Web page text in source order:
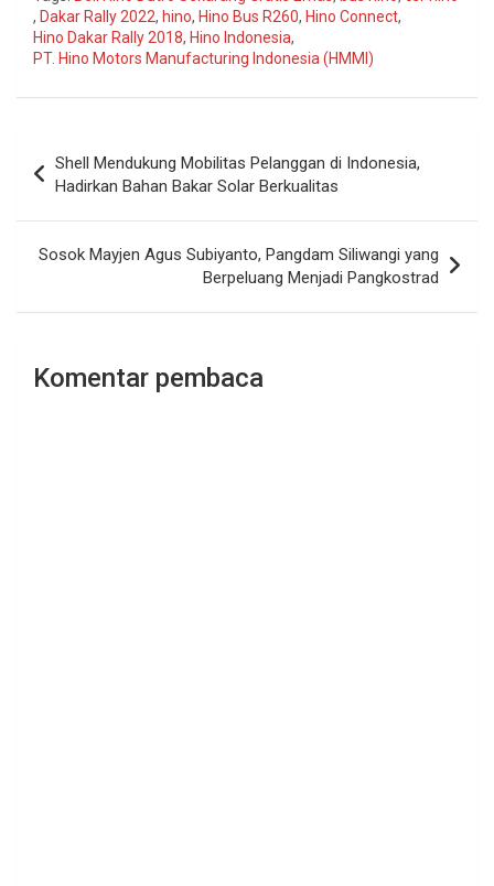
, Dakar Rally 2022, hino, Hino Bus R260, Hino Connect,
Hino Dakar Rally 2018, Hino Indonesia,
PT. Hino Motors Manufacturing Indonesia (HMMI)
pos
Shell Mendukung Mobilitas Pelanggan di Indonesia,
Hadirkan Bahan Bakar Solar Berkualitas
Sosok Mayjen Agus Subiyanto, Pangdam Siliwangi yang
Berpeluang Menjadi Pangkostrad
Komentar pembaca